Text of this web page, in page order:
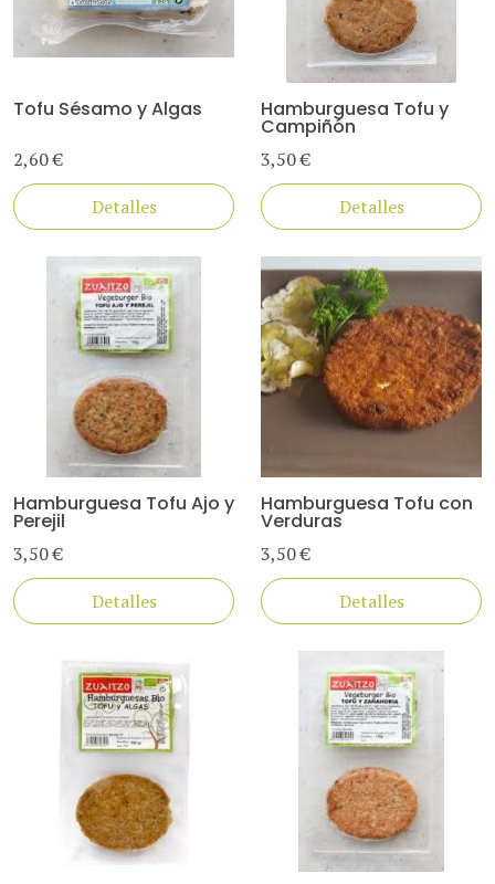
Tofu Sésamo y Algas
2,60 €
Detalles
Hamburguesa Tofu y
Campiñón
3,50 €
Detalles
Hamburguesa Tofu Ajo y
Perejil
3,50 €
Detalles
Hamburguesa Tofu con
Verduras
3,50 €
Detalles